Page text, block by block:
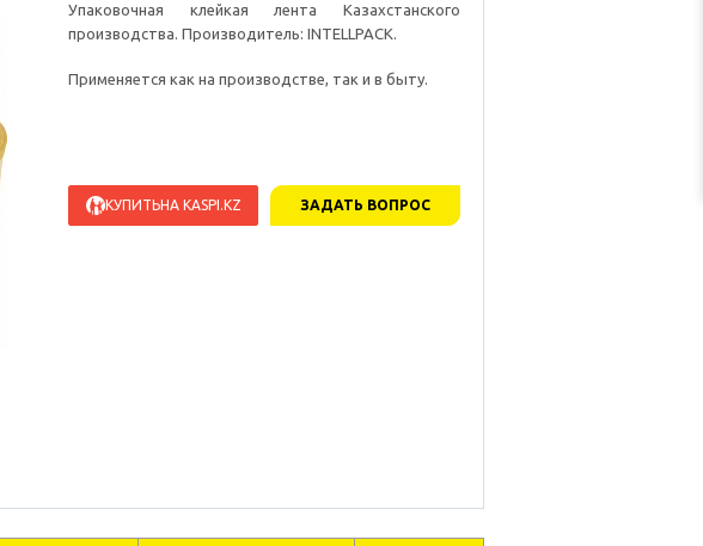
Упаковочная клейкая лента Казахстанского
производства. Производитель: INTELLPACK.
Применяется как на производстве, так и в быту.
КУПИТЬНА KASPI.KZ ЗАДАТЬ ВОПРОС